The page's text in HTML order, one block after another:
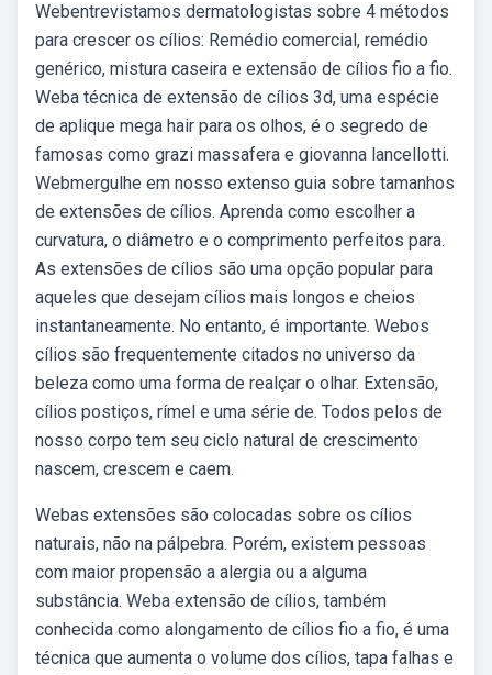
Webentrevistamos dermatologistas sobre 4 métodos
para crescer os cílios: Remédio comercial, remédio
genérico, mistura caseira e extensão de cílios fio a fio.
Weba técnica de extensão de cílios 3d, uma espécie
de aplique mega hair para os olhos, é o segredo de
famosas como grazi massafera e giovanna lancellotti.
Webmergulhe em nosso extenso guia sobre tamanhos
de extensões de cílios. Aprenda como escolher a
curvatura, o diâmetro e o comprimento perfeitos para.
As extensões de cílios são uma opção popular para
aqueles que desejam cílios mais longos e cheios
instantaneamente. No entanto, é importante. Webos
cílios são frequentemente citados no universo da
beleza como uma forma de realçar o olhar. Extensão,
cílios postiços, rímel e uma série de. Todos pelos de
nosso corpo tem seu ciclo natural de crescimento
nascem, crescem e caem.
Webas extensões são colocadas sobre os cílios
naturais, não na pálpebra. Porém, existem pessoas
com maior propensão a alergia ou a alguma
substância. Weba extensão de cílios, também
conhecida como alongamento de cílios fio a fio, é uma
técnica que aumenta o volume dos cílios, tapa falhas e